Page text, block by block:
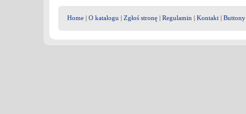
Home | O katalogu | Zgłoś stronę | Regulamin | Kontakt | Buttony